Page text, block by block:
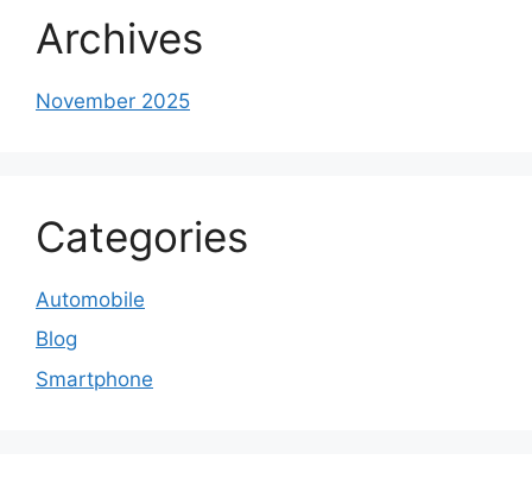
Archives
November 2025
Categories
Automobile
Blog
Smartphone